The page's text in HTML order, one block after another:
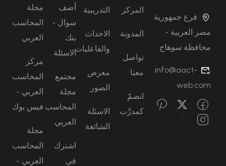
فرع جمهورية
مصر العربية -
محافظة سوهاج
info@aact-
web.com
المركز
المدونة
تواصل
معنا
انضمّ
كمدرِّب
التدريبية
الاحداث
والفاعليات
معرض
الصور
الاسئلة
الشائعة
أضف
سوال -
بنك
الاسئلة
مجتمع
مجلة
المحاسب
العربي
اشترك
في
مجلة
المحاسب
العربي
مركز
المحاسب
العربي -
فيس بوك
مجلة
المحاسب
العربي -